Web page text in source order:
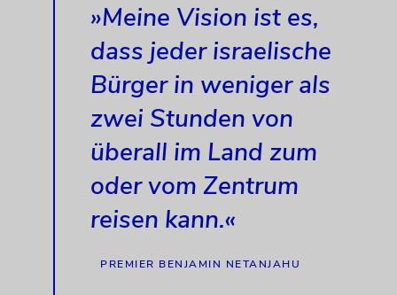
»Meine Vision ist es,
dass jeder israelische
Bürger in weniger als
zwei Stunden von
überall im Land zum
oder vom Zentrum
reisen kann.«
PREMIER BENJAMIN NETANJAHU